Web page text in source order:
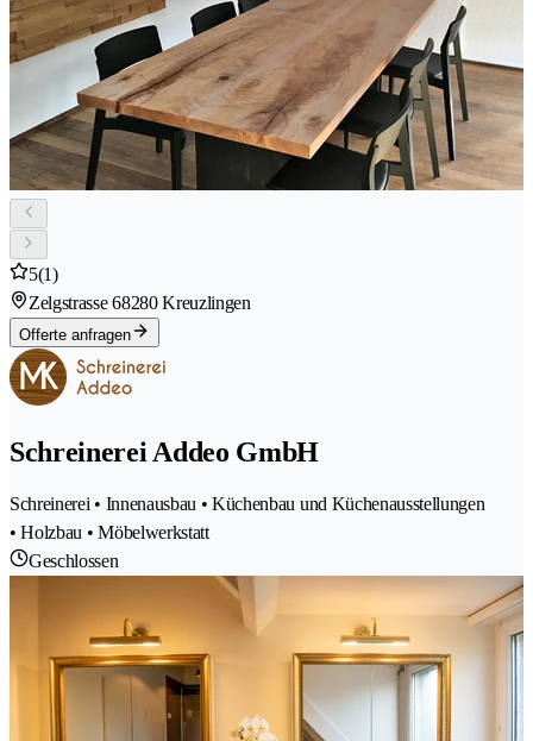
5(1)
Zelgstrasse 68280 Kreuzlingen
Offerte anfragen
Schreinerei Addeo GmbH
Schreinerei • Innenausbau • Küchenbau und Küchenausstellungen
• Holzbau • Möbelwerkstatt
Geschlossen